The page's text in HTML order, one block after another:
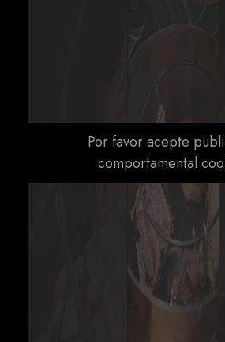
Por favor acepte
comportamental